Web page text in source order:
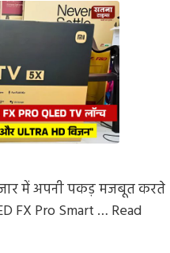
में अपनी पकड़ मजबूत करते
FX Pro Smart … Read